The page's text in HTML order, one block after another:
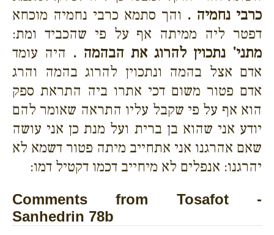
כרבי נחמיה . והך סתמא כרבי נחמיה מוכחא
דפטר ליה ממיתה אף על פי שהכביד ומת:
מתני' נתכוין להרוג את הבהמה . היה עומד
אדם אצל בהמה ונתכוין להרוג בהמה והרג
אדם פטור משום דכי אתרו ביה התראת ספק
הוא אף על פי שקבל עליו התראה שאומר להם
יודע אני שהוא בן ברית ועל מנת כן אני עושה
שאם אהרגנו אני אתחייב מיתה פטור דשמא לא
יהרגנו: אנפלים לא מיחייב דכמו דקטיל דמו:
Comments from Tosafot -
Sanhedrin 78b